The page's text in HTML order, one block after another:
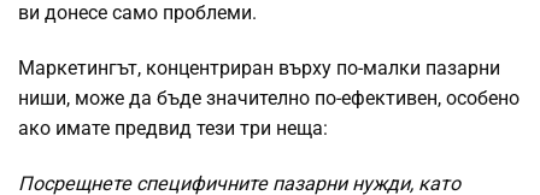
ви донесе само проблеми.
Маркетингът, концентриран върху по-малки пазарни
ниши, може да бъде значително по-ефективен, особено
ако имате предвид тези три неща:
Посрещнете специфичните пазарни нужди, като